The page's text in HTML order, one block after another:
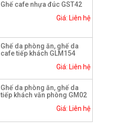
Ghế cafe nhựa đúc GST42
Giá: Liên hệ
Ghế da phòng ăn, ghế da
cafe tiếp khách GLM154
Giá: Liên hệ
Ghế da phòng ăn, ghế da
tiếp khách văn phòng GM02
Giá: Liên hệ